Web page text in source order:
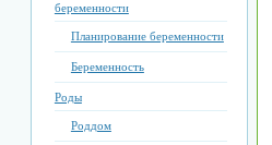
беременности
Планирование беременности
Беременность
Роды
Роддом